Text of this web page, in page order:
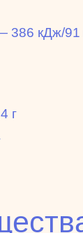
386 кДж/91
г